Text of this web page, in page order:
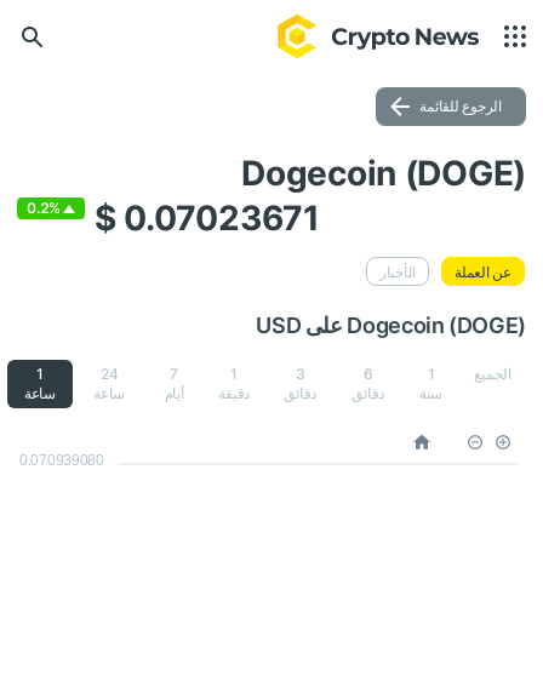
الرجوع للقائمة
Dogecoin (DOGE)
$ 0.07023671
0.2%
عن العملة الأخبار
Dogecoin (DOGE) على USD
الجميع
1
سنة
6
دقائق
3
دقائق
دقيقة
7
أيام
24
ساعة
1
ساعة
0.070939080